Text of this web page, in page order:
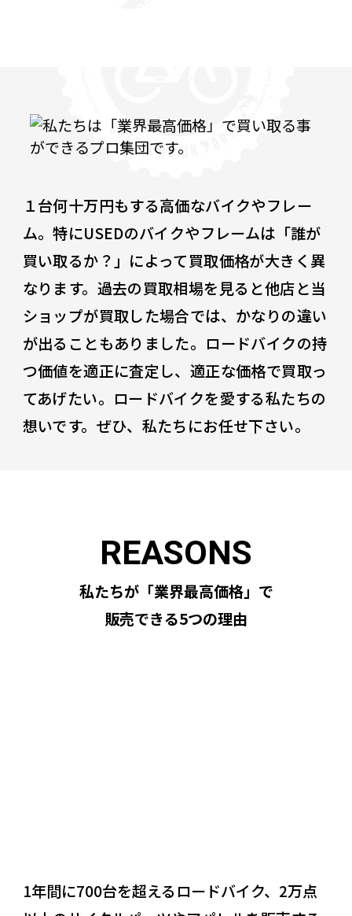
り
１台何十万円もする高価なバイクやフレー
ム。特にUSEDのバイクやフレームは「誰が
買い取るか？」によって買取価格が大きく異
なります。過去の買取相場を見ると他店と当
ショップが買取した場合では、かなりの違い
が出ることもありました。ロードバイクの持
つ価値を適正に査定し、適正な価格で買取っ
てあげたい。ロードバイクを愛する私たちの
想いです。ぜひ、私たちにお任せ下さい。
私たちが「業界最高価格」で
販売できる5つの理由
1年間に700台を超えるロードバイク、2万点